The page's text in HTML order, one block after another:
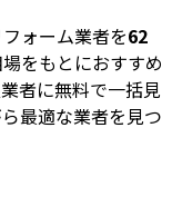
ォーム業者を62
をもとにおすすめ
者に無料で一括見
最適な業者を見つ